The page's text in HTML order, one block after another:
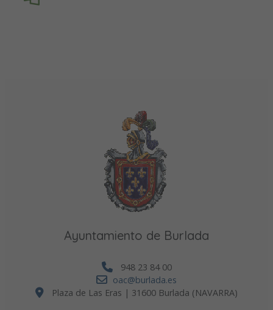
Ayuntamiento de Burlada
948 23 84 00
oac@burlada.es
Plaza de Las Eras | 31600 Burlada (NAVARRA)